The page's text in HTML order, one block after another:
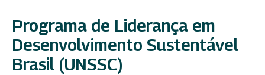
Programa de Liderança em
Desenvolvimento Sustentável
Brasil (UNSSC)